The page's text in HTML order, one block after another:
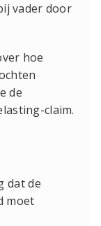
vader door
hoe
de
claim.
dat de
moet